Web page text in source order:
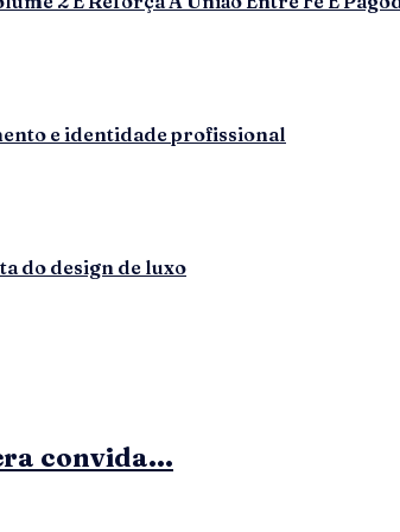
e identidade profissional
do design de luxo
convida...